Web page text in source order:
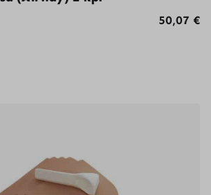
50,07 €